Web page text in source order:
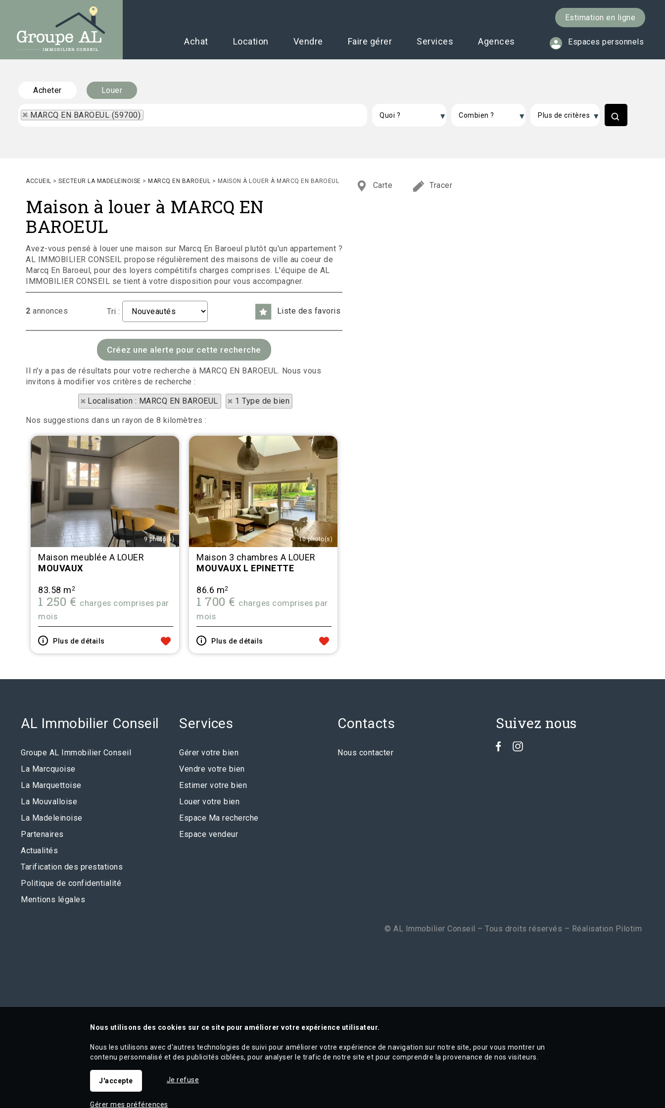
Estimation en ligne
Espaces personnels
Achat Location Vendre Faire gérer Services Agences
Acheter Louer
MARCQ EN BAROEUL (59700)
Carte Tracer
ACCUEIL > SECTEUR LA MADELEINOISE > MARCQ EN BAROEUL > MAISON À LOUER À MARCQ EN BAROEUL
Maison à louer à MARCQ EN
BAROEUL
Avez-vous pensé à louer une maison sur Marcq En Baroeul plutôt qu'un appartement ?
AL IMMOBILIER CONSEIL propose régulièrement des maisons de ville au coeur de
Marcq En Baroeul, pour des loyers compétitifs charges comprises. L'équipe de AL
IMMOBILIER CONSEIL se tient à votre disposition pour vous accompagner.
2 annonces Tri : Liste des favoris
Il n'y a pas de résultats pour votre recherche à MARCQ EN BAROEUL. Nous vous
invitons à modifier vos critères de recherche :
Localisation : MARCQ EN BAROEUL 1 Type de bien
Nos suggestions dans un rayon de 8 kilomètres :
9 photo(s)
Maison meublée A LOUER
MOUVAUX
83.58 m2
1 250 € charges comprises par
mois
Plus de détails
10 photo(s)
Maison 3 chambres A LOUER
MOUVAUX L EPINETTE
86.6 m2
1 700 € charges comprises par
mois
Plus de détails
AL Immobilier Conseil
Groupe AL Immobilier Conseil
La Marcquoise
La Marquettoise
La Mouvalloise
La Madeleinoise
Partenaires
Actualités
Tarification des prestations
Politique de confidentialité
Mentions légales
Services
Gérer votre bien
Vendre votre bien
Estimer votre bien
Louer votre bien
Espace Ma recherche
Espace vendeur
Contacts
Nous contacter
Suivez nous
© AL Immobilier Conseil – Tous droits réservés – Réalisation Pilotim
Nous utilisons des cookies sur ce site pour améliorer votre expérience utilisateur.
Nous les utilisons avec d'autres technologies de suivi pour améliorer votre expérience de navigation sur notre site, pour vous montrer un
contenu personnalisé et des publicités ciblées, pour analyser le trafic de notre site et pour comprendre la provenance de nos visiteurs.
J'accepte Je refuse
Gérer mes préférences